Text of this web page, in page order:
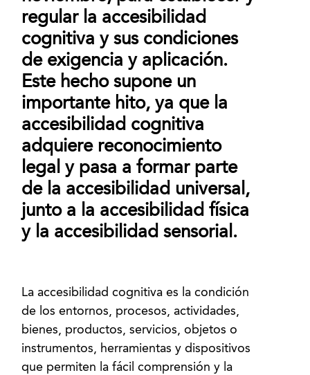
regular la accesibilidad
cognitiva y sus condiciones
de exigencia y aplicación.
Este hecho supone un
importante hito, ya que la
accesibilidad cognitiva
adquiere reconocimiento
legal y pasa a formar parte
de la accesibilidad universal,
junto a la accesibilidad física
y la accesibilidad sensorial.
La accesibilidad cognitiva es la condición
de los entornos, procesos, actividades,
bienes, productos, servicios, objetos o
instrumentos, herramientas y dispositivos
que permiten la fácil comprensión y la